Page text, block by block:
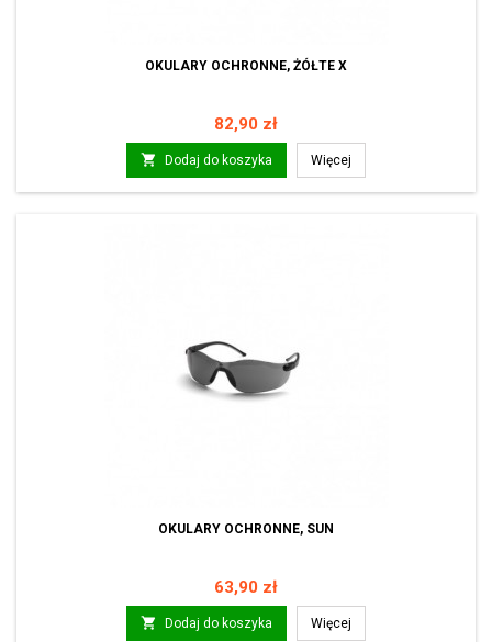
OKULARY OCHRONNE, ŻÓŁTE X
Cena
82,90 zł
 Dodaj do koszyka Więcej
OKULARY OCHRONNE, SUN
Cena
63,90 zł
 Dodaj do koszyka Więcej